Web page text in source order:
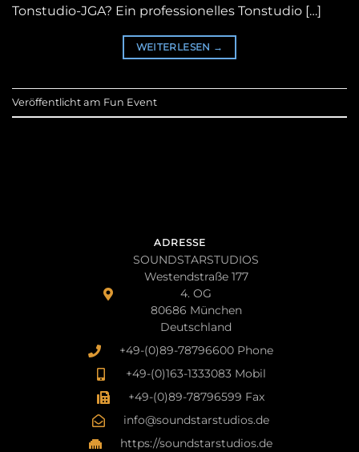
Tonstudio-JGA? Ein professionelles Tonstudio […]
WEITERLESEN →
Veröffentlicht am Fun Event
ADRESSE
SOUNDSTARSTUDIOS
Westendstraße 177
4. OG
80686 München
Deutschland
+49-(0)89-78796600 Phone
+49-(0)163-1333083 Mobil
+49-(0)89-78796599 Fax
info@soundstarstudios.de
https://soundstarstudios.de